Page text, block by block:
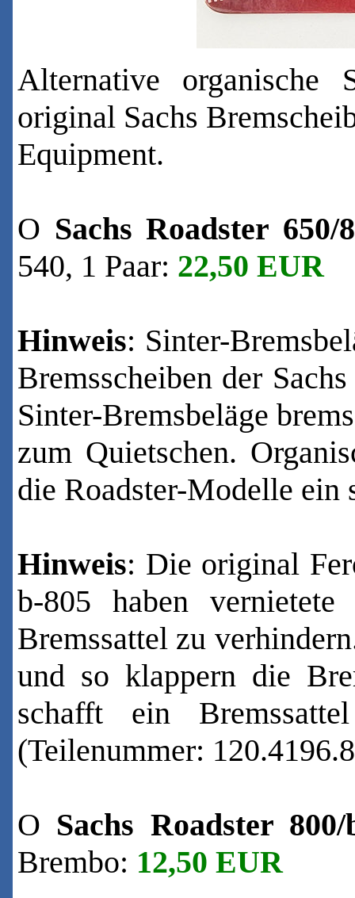
Alternative organische
original Sachs
Equipment.
O Sachs Roadster
540, 1 Paar: 22,50 EUR
Hinweis: Sinter-
Bremsscheiben der
Sinter-Bremsbeläge
zum Quietschen.
die Roadster-Modelle
Hinweis: Die original
b-805 haben
Bremssattel zu
und so klappern die
schafft ein
(Teilenummer:
O Sachs Roadster
Brembo: 12,50 EUR